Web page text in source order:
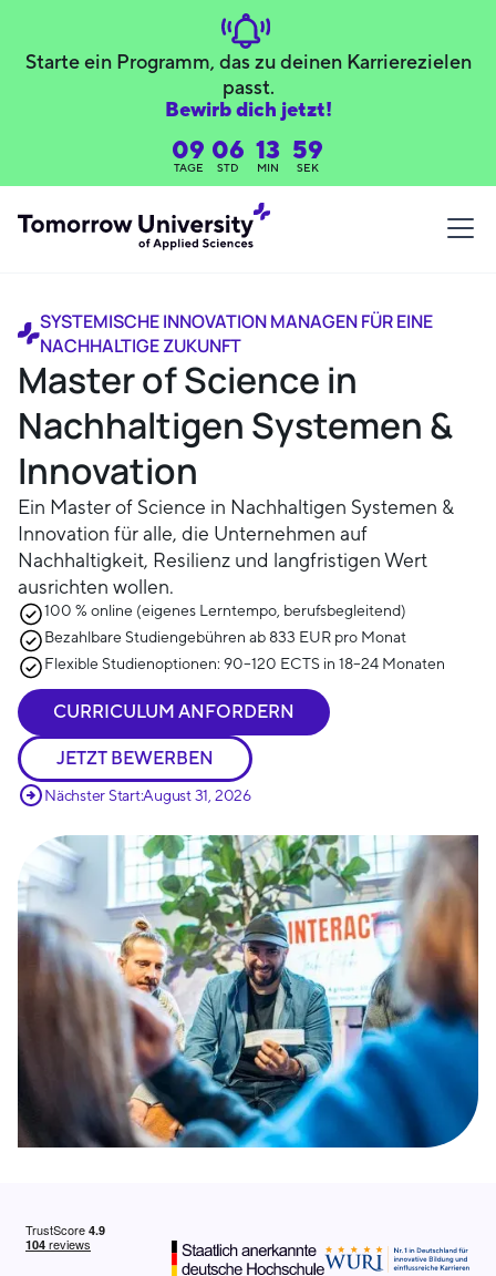
Starte ein Programm, das zu deinen Karrierezielen
passt.
Bewirb dich jetzt!
09
TAGE
06
STD
13
MIN
58
SEK
SYSTEMISCHE INNOVATION MANAGEN FÜR EINE
NACHHALTIGE ZUKUNFT
Master of Science in
Nachhaltigen Systemen &
Innovation
Ein Master of Science in Nachhaltigen Systemen &
Innovation für alle, die Unternehmen auf
Nachhaltigkeit, Resilienz und langfristigen Wert
ausrichten wollen.
100 % online (eigenes Lerntempo, berufsbegleitend)
Bezahlbare Studiengebühren ab 833 EUR pro Monat
Flexible Studienoptionen: 90–120 ECTS in 18–24 Monaten
CURRICULUM ANFORDERN
JETZT BEWERBEN
Nächster Start:August 31, 2026